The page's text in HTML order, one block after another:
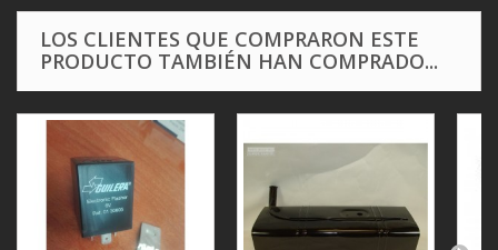
LOS CLIENTES QUE COMPRARON ESTE
PRODUCTO TAMBIÉN HAN COMPRADO...